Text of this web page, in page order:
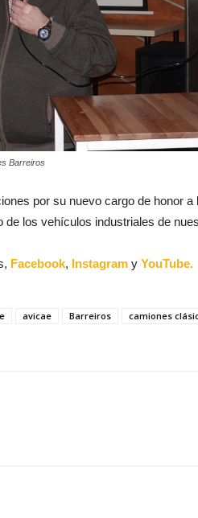
Barreiros
por su nuevo cargo de honor a
de los vehículos industriales de
Facebook, Instagram y YouTube.
avicae Barreiros
camiones